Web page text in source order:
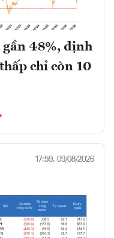
48%, định
chỉ còn 10
17:59, 09/08/2026